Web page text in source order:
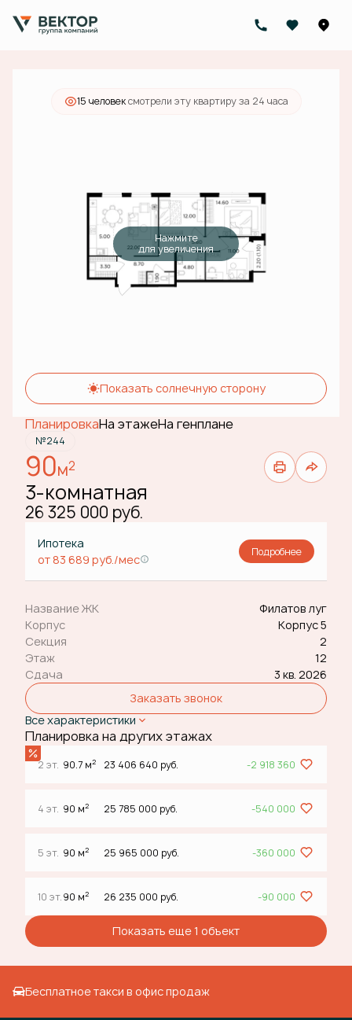
3-комнатная 26 325 000 руб.
Ипотекаот 83 689 руб./мес.
15 человексмотрели эту квартиру за 24 часа
Нажмите
для увеличения
Показать солнечную сторону
ПланировкаНа этажеНа генплане
№244
90м2
3-комнатная
26 325 000 руб.
Ипотека
от 83 689 руб./мес
Подробнее
Название ЖК
Филатов луг
Корпус
Корпус 5
Секция
2
Этаж
12
Сдача
3 кв. 2026
Заказать звонок
Все характеристики
Планировка на других этажах
2 эт. 90.7 м2 23 406 640 руб. -2 918 360
4 эт. 90 м2 25 785 000 руб. -540 000
5 эт. 90 м2 25 965 000 руб. -360 000
10 эт.90 м2 26 235 000 руб. -90 000
Показать еще 1 объект
Бесплатное такси в офис продаж